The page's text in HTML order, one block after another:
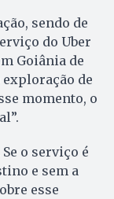
sendo de
do Uber
Goiânia de
de
momento, o
o serviço é
e sem a
esse